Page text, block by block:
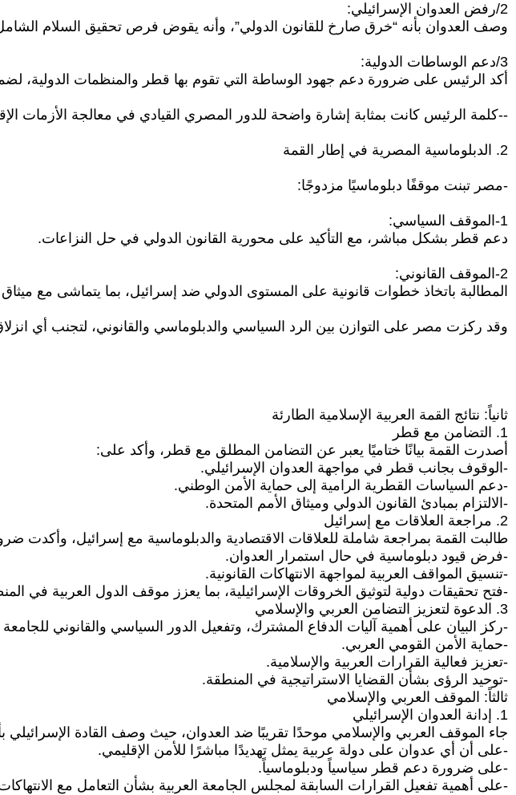
2/رفض العدوان الإسرائيلي:
وصف العدوان بأنه “خرق صارخ للقانون الدولي”، وأنه يقوض فرص تحقيق السلام
3/دعم الوساطات الدولية:
أكد الرئيس على ضرورة دعم جهود الوساطة التي تقوم بها قطر والمنظمات الدولية،
--كلمة الرئيس كانت بمثابة إشارة واضحة للدور المصري القيادي في معالجة الأزمات
2. الدبلوماسية المصرية في إطار القمة
-مصر تبنت موقفًا دبلوماسيًا مزدوجًا:
1-الموقف السياسي:
دعم قطر بشكل مباشر، مع التأكيد على محورية القانون الدولي في حل النزاعات.
2-الموقف القانوني:
المطالبة باتخاذ خطوات قانونية على المستوى الدولي ضد إسرائيل، بما يتماشى مع
وقد ركزت مصر على التوازن بين الرد السياسي والدبلوماسي والقانوني، لتجنب أي
ثانياً: نتائج القمة العربية الإسلامية الطارئة
1. التضامن مع قطر
أصدرت القمة بيانًا ختاميًا يعبر عن التضامن المطلق مع قطر، وأكد على:
-الوقوف بجانب قطر في مواجهة العدوان الإسرائيلي.
-دعم السياسات القطرية الرامية إلى حماية الأمن الوطني.
-الالتزام بمبادئ القانون الدولي وميثاق الأمم المتحدة.
2. مراجعة العلاقات مع إسرائيل
طالبت القمة بمراجعة شاملة للعلاقات الاقتصادية والدبلوماسية مع إسرائيل، وأكدت
-فرض قيود دبلوماسية في حال استمرار العدوان.
-تنسيق المواقف العربية لمواجهة الانتهاكات القانونية.
-فتح تحقيقات دولية لتوثيق الخروقات الإسرائيلية، بما يعزز موقف الدول العربية في
3. الدعوة لتعزيز التضامن العربي والإسلامي
-ركز البيان على أهمية آليات الدفاع المشترك، وتفعيل الدور السياسي والقانوني
-حماية الأمن القومي العربي.
-تعزيز فعالية القرارات العربية والإسلامية.
-توحيد الرؤى بشأن القضايا الاستراتيجية في المنطقة.
ثالثاً: الموقف العربي والإسلامي
1. إدانة العدوان الإسرائيلي
جاء الموقف العربي والإسلامي موحدًا تقريبًا ضد العدوان، حيث وصف القادة الإسرائيلي
-على أن أي عدوان على دولة عربية يمثل تهديدًا مباشرًا للأمن الإقليمي.
-على ضرورة دعم قطر سياسياً ودبلوماسياً.
-على أهمية تفعيل القرارات السابقة لمجلس الجامعة العربية بشأن التعامل مع الانتهاكات